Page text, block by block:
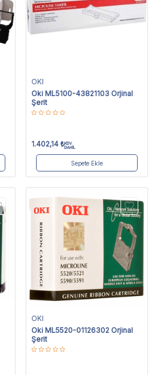
OKI
Oki ML5100-43821103 Orjinal
Şerit
1.402,14 ₺KDV
DAHİL
Sepete Ekle
OKI
Oki ML5520-01126302 Orjinal
Şerit